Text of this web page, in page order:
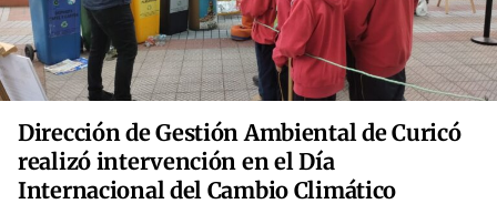
Dirección de Gestión Ambiental de Curicó
realizó intervención en el Día
Internacional del Cambio Climático